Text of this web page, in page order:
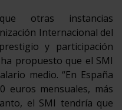
otras instancias
Internacional del
y participación
propuesto que el SMI
medio. “En España
euros mensuales, más
el SMI tendría que